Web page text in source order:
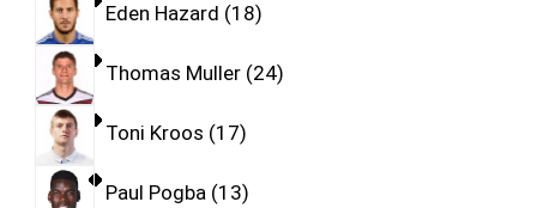
Eden Hazard 18
Thomas Muller 24
Toni Kroos 17
Paul Pogba 13